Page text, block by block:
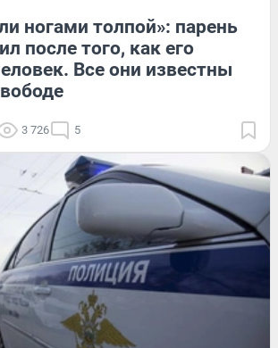
ногами толпой»: парень
после того, как его
Все они известны
3 726 5